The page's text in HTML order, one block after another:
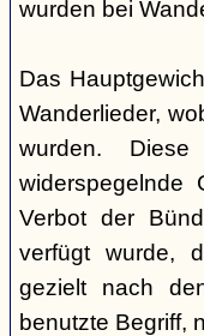
wurden bei
Das
Wanderlieder,
wurden.
widerspegelnde
Verbot der
verfügt wurde,
gezielt nach
benutzte Begriff,